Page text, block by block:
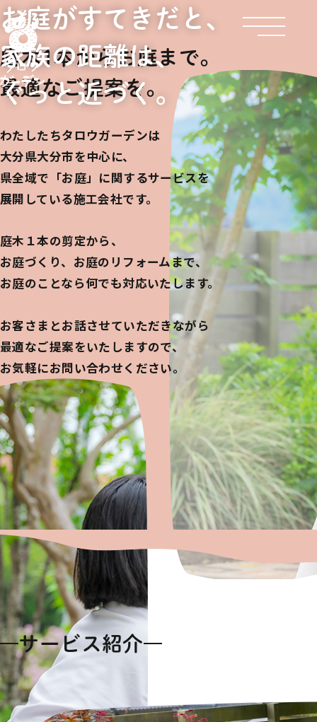
お庭がすてきだと、
家族の距離は、
ぐっと近づく。
庭木1本からお庭まで。
最適なご提案を。
わたしたちタロウガーデンは
大分県大分市を中心に、
県全域で「お庭」に関するサービスを
展開している施工会社です。
庭木１本の剪定から、
お庭づくり、お庭のリフォームまで、
お庭のことなら何でも対応いたします。
お客さまとお話させていただきながら
最適なご提案をいたしますので、
お気軽にお問い合わせください。
サービス紹介